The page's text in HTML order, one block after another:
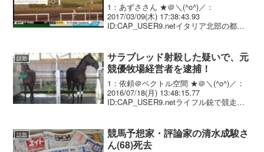
1：あずささん ★＠＼(^o^)／：
2017/03/09(木) 17:38:43.93
ID:CAP_USER9.netイタリア北部の都市
を持つ競走馬と、同じく注目され...
話題
サラブレッド射殺した疑いで、元
競優牧場経営者を逮捕！
1：依頼＠ベクトル空間 ★＠＼(^o^)／：
2016/07/18(月) 13:48:15.77
ID:CAP_USER9.netライフル銃で競走馬
今年２月、サラブレッ...
話題
競馬予想家・評論家の清水成駿さ
ん(68)死去